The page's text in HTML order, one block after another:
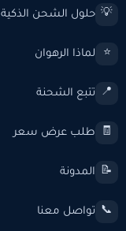
💡 حلول الشحن الذكية
⭐ لماذا الرهوان
📍 تتبع الشحنة
🧾 طلب عرض سعر
📝 المدونة
📞 تواصل معنا